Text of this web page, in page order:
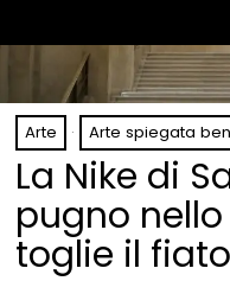
Arte · Arte spiegata
La Nike di
pugno
toglie il fiato